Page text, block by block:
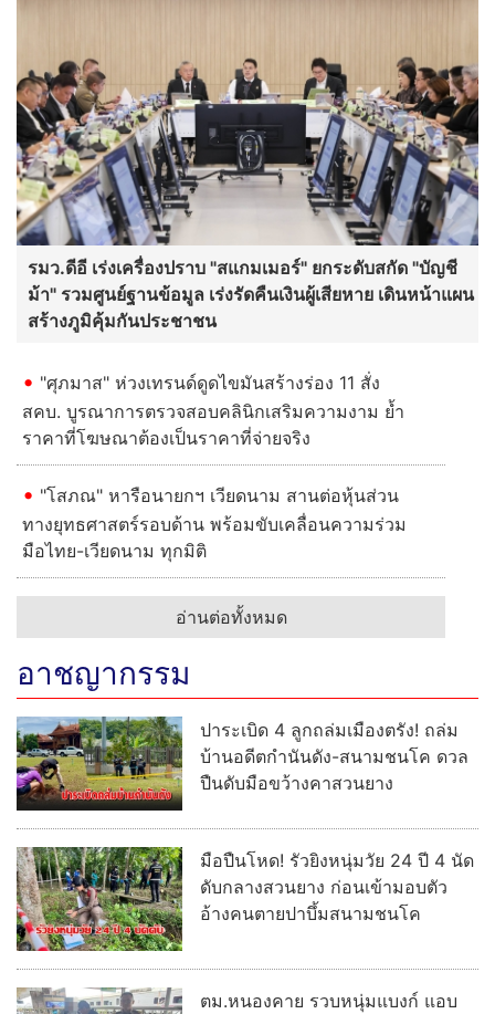
รมว.ดีอี เร่งเครื่องปราบ "สแกมเมอร์" ยกระดับสกัด "บัญชี
ม้า" รวมศูนย์ฐานข้อมูล เร่งรัดคืนเงินผู้เสียหาย เดินหน้าแผน
สร้างภูมิคุ้มกันประชาชน
"ศุภมาส" ห่วงเทรนด์ดูดไขมันสร้างร่อง 11 สั่ง
สคบ. บูรณาการตรวจสอบคลินิกเสริมความงาม ย้ำ
ราคาที่โฆษณาต้องเป็นราคาที่จ่ายจริง
"โสภณ" หารือนายกฯ เวียดนาม สานต่อหุ้นส่วน
ทางยุทธศาสตร์รอบด้าน พร้อมขับเคลื่อนความร่วม
มือไทย-เวียดนาม ทุกมิติ
อ่านต่อทั้งหมด
อาชญากรรม
ปาระเบิด 4 ลูกถล่มเมืองตรัง! ถล่ม
บ้านอดีตกำนันดัง-สนามชนโค ดวล
ปืนดับมือขว้างคาสวนยาง
มือปืนโหด! รัวยิงหนุ่มวัย 24 ปี 4 นัด
ดับกลางสวนยาง ก่อนเข้ามอบตัว
อ้างคนตายปาบึ้มสนามชนโค
ตม.หนองคาย รวบหนุ่มแบงก์ แอบ